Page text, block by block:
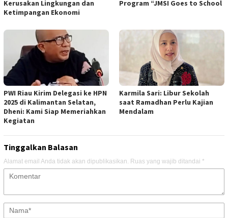
Kerusakan Lingkungan dan
Ketimpangan Ekonomi
Program “JMSI Goes to School
PWI Riau Kirim Delegasi ke HPN
2025 di Kalimantan Selatan,
Dheni: Kami Siap Memeriahkan
Kegiatan
Karmila Sari: Libur Sekolah
saat Ramadhan Perlu Kajian
Mendalam
Tinggalkan Balasan
Alamat email Anda tidak akan dipublikasikan. Ruas yang wajib ditandai *